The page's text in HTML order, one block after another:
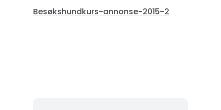
Besøkshundkurs-annonse-2015-2